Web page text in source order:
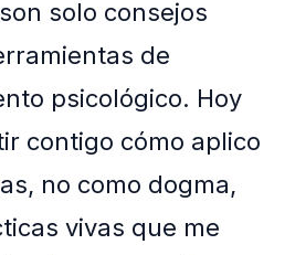
solo consejos
de
psicológico. Hoy
contigo cómo aplico
no como dogma,
vivas que me